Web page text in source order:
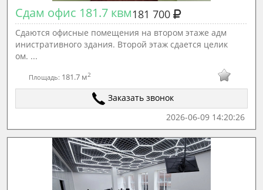
Сдам офис 181.7 квм181 700
Сдаются офисные помещения на втором этаже адм
инистративного здания. Второй этаж сдается целик
ом. ...
Площадь: 181.7 м2
Заказать звонок
2026-06-09 14:20:26